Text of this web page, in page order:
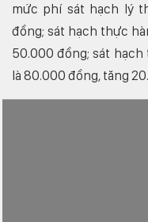
mức phí sát hạch lý
đồng; sát hạch thực
50.000 đồng; sát
là 80.000 đồng, tăng